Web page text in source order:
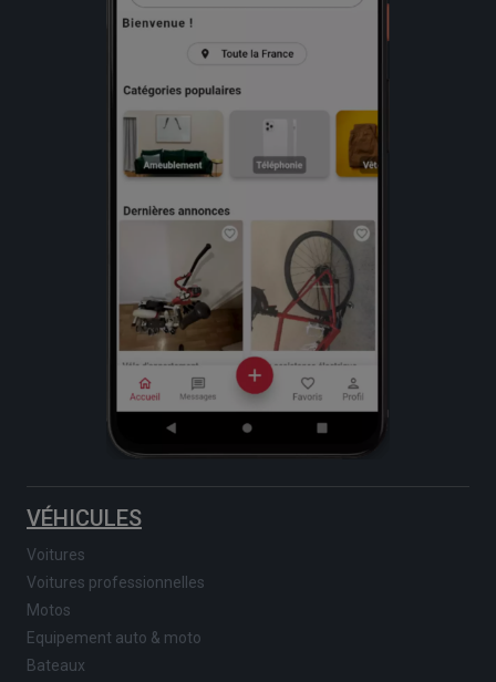
VÉHICULES
Voitures
Voitures professionnelles
Motos
Equipement auto & moto
Bateaux